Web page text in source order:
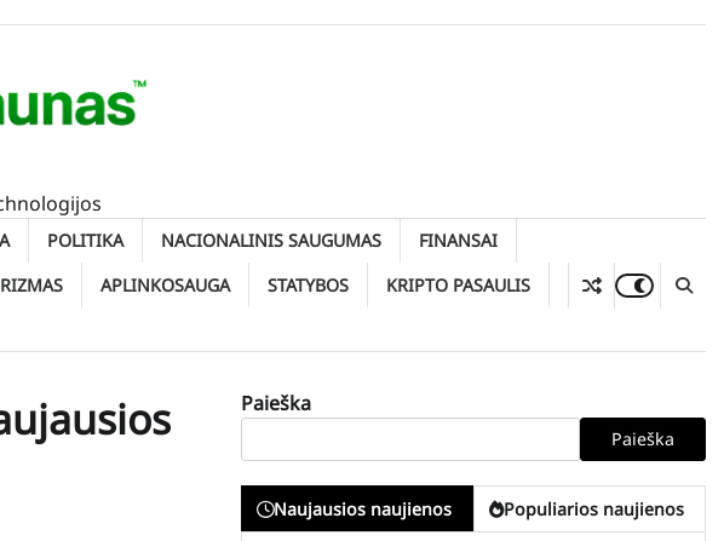
POLITIKA NACIONALINIS SAUGUMAS
FINANSAI
APLINKOSAUGA STATYBOS
KRIPTO PASAULIS
Paieška
Paieška
Naujausios naujienos Populiarios naujienos